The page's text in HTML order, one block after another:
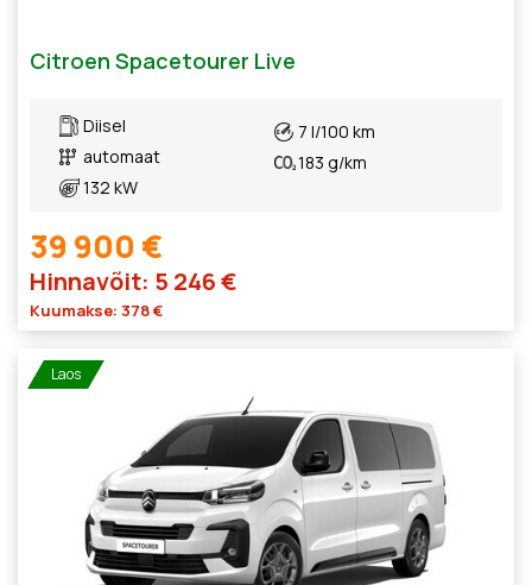
Citroen Spacetourer Live
Diisel
automaat
132 kW
7 l/100 km
183 g/km
39 900 €
Hinnavõit: 5 246 €
Kuumakse: 378 €
Laos